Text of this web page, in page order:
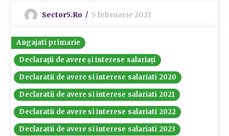
Sector5.ro 5 februarie 2021
Angajati primarie
Declarații de avere și interese salariați
Declaratii de avere si interese salariati 2020
Declaratii de avere si interese salariati 2021
Declaratii de avere si interese salariati 2022
Declaratii de avere si interese salariati 2023